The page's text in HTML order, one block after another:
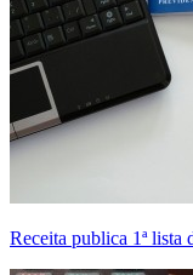
Receita publica 1ª lista